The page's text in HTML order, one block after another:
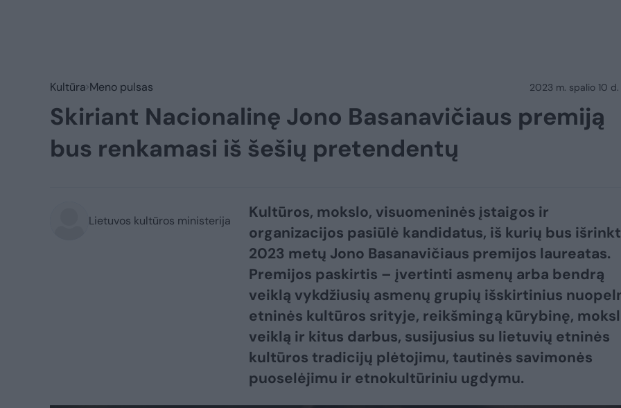
Kultūra Meno pulsas 2023 m. spalio 10 d.
Skiriant Nacionalinę Jono Basanavičiaus premiją
bus renkamasi iš šešių pretendentų
Lietuvos kultūros ministerija
Kultūros, mokslo, visuomeninės įstaigos ir
organizacijos pasiūlė kandidatus, iš kurių bus
2023 metų Jono Basanavičiaus premijos laureatas.
Premijos paskirtis – įvertinti asmenų arba bendrą
veiklą vykdžiusių asmenų grupių išskirtinius
etninės kultūros srityje, reikšmingą kūrybinę,
veiklą ir kitus darbus, susijusius su lietuvių etninės
kultūros tradicijų plėtojimu, tautinės savimonės
puoselėjimu ir etnokultūriniu ugdymu.